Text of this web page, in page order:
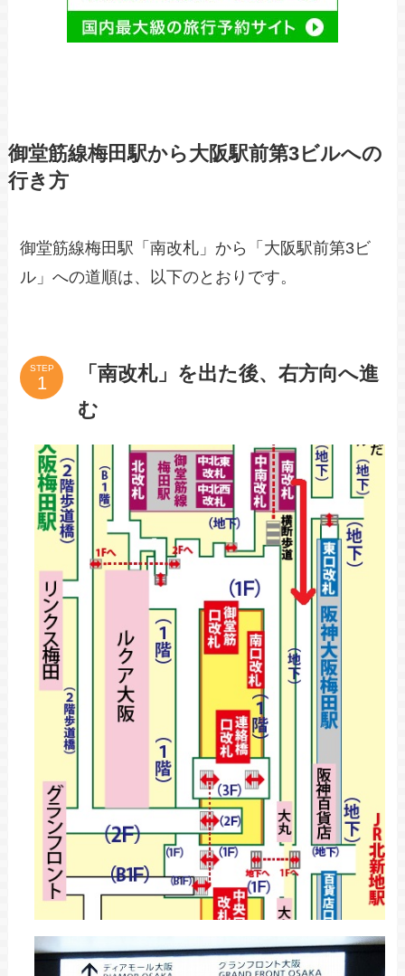
御堂筋線梅田駅から大阪駅前第3ビルへの
行き方
御堂筋線梅田駅「南改札」から「大阪駅前第3ビ
ル」への道順は、以下のとおりです。
STEP
「南改札」を出た後、右方向へ進
む